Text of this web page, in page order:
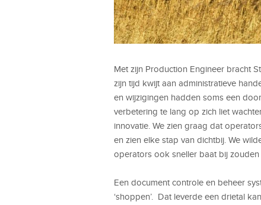
Met zijn Production Engineer bracht
zijn tijd kwijt aan administratieve
en wijzigingen hadden soms een
verbetering te lang op zich liet
innovatie. We zien graag dat
en zien elke stap van dichtbij. We
operators ook sneller baat bij zouden
Een document controle en beheer
‘shoppen’. Dat leverde een drietal